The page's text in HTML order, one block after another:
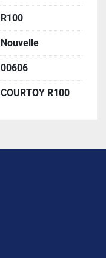
R100
Nouvelle
00606
COURTOY R100